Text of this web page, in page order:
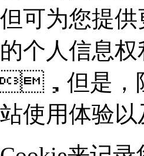
但可为您
个人信息权
，但是
使用体验